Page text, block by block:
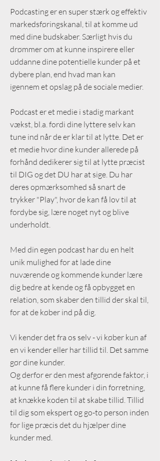
Podcasting er en super stærk og effektiv
markedsføringskanal, til at komme ud
med dine budskaber. Særligt hvis du
drømmer om at ​ kunne inspirere eller
uddanne dine potentielle kunder på et
dybere plan, end hvad man kan
igennem et opslag på de sociale medier.
Podcast er et medie i stadig markant
vækst, bl.a. fordi dine lyttere selv kan
tune ind når de er klar til at lytte. Det er
et medie hvor dine kunder allerede på
forhånd dedikerer sig til at lytte præcist
til DIG og det DU har at sige. Du har
deres opmærksomhed så snart de
trykker "Play", hvor de kan få lov til at
fordybe sig, lære noget nyt og blive
underholdt.
Med din egen podcast har du en helt
unik mulighed for at lade dine
nuværende og kommende kunder lære
dig bedre at kende og få opbygget en
relation, som skaber den tillid der skal til,
for at de køber ind på dig.
Vi kender det fra os selv - vi køber kun af
en vi kender eller har tillid til. Det samme
gør dine kunder.
Og derfor er den mest afgørende faktor, i
at kunne få flere kunder i din forretning,
at knække koden til at skabe tillid. Tillid
til dig som ekspert og go-to person inden
for lige præcis det du hjælper dine
kunder med.